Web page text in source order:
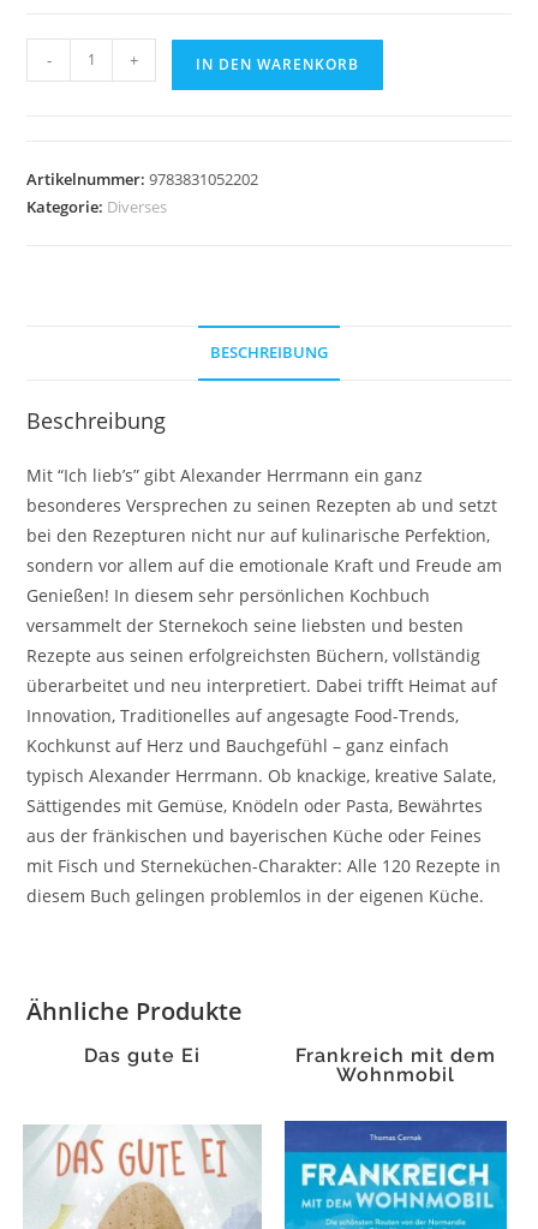
lieb's:
Lieblingsrezepte
&
- + IN DEN WARENKORB
Artikelnummer:9783831052202
Kategorie: Diverses
BESCHREIBUNG
Beschreibung
Mit “Ich lieb’s” gibt Alexander Herrmann ein ganz
besonderes Versprechen zu seinen Rezepten ab und setzt
bei den Rezepturen nicht nur auf kulinarische Perfektion,
sondern vor allem auf die emotionale Kraft und Freude am
Genießen! In diesem sehr persönlichen Kochbuch
versammelt der Sternekoch seine liebsten und besten
Rezepte aus seinen erfolgreichsten Büchern, vollständig
überarbeitet und neu interpretiert. Dabei trifft Heimat auf
Innovation, Traditionelles auf angesagte Food-Trends,
Kochkunst auf Herz und Bauchgefühl – ganz einfach
typisch Alexander Herrmann. Ob knackige, kreative Salate,
Sättigendes mit Gemüse, Knödeln oder Pasta, Bewährtes
aus der fränkischen und bayerischen Küche oder Feines
mit Fisch und Sterneküchen-Charakter: Alle 120 Rezepte in
diesem Buch gelingen problemlos in der eigenen Küche.
Ähnliche Produkte
Das gute Ei
Frankreich mit dem
Wohnmobil